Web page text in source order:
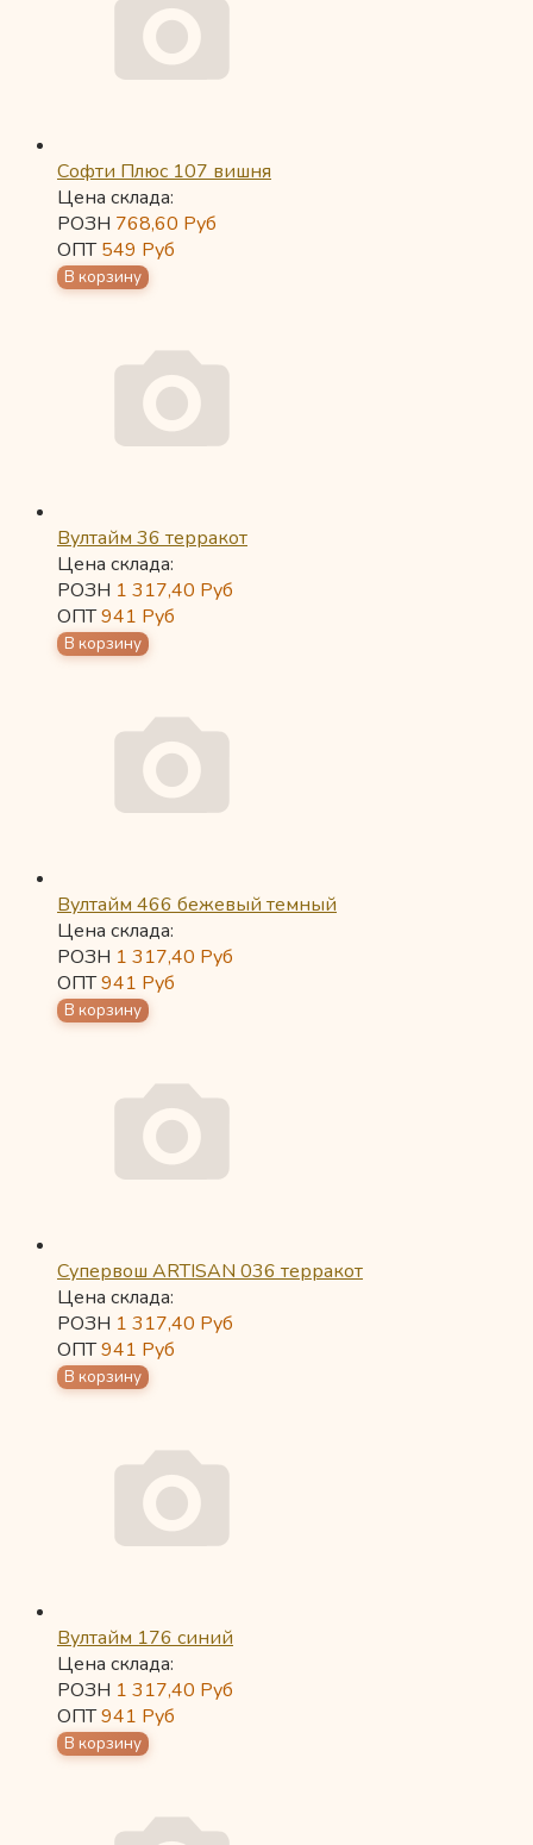
Софти Плюс 107 вишня
Цена склада:
РОЗН 768,60 Руб
ОПТ549 Руб
Вултайм 36 терракот
Цена склада:
РОЗН 1 317,40 Руб
ОПТ941 Руб
Вултайм 466 бежевый темный
Цена склада:
РОЗН 1 317,40 Руб
ОПТ941 Руб
Супервош ARTISAN 036 терракот
Цена склада:
РОЗН 1 317,40 Руб
ОПТ941 Руб
Вултайм 176 синий
Цена склада:
РОЗН 1 317,40 Руб
ОПТ941 Руб